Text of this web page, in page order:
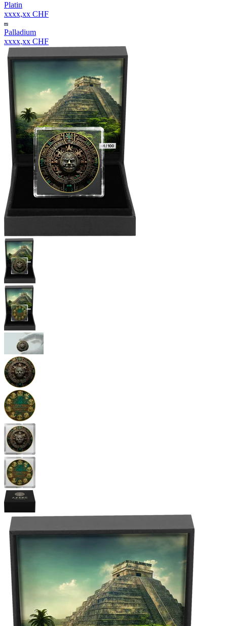
Platin
xxxx,xx CHF
Palladium
xxxx,xx CHF